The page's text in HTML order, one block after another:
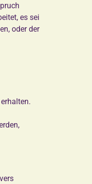
es sei
oder der